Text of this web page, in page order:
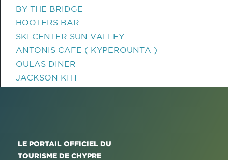
BY THE BRIDGE
HOOTERS BAR
SKI CENTER SUN VALLEY
ANTONIS CAFE ( KYPEROUNTA )
OULAS DINER
JACKSON KITI
LE PORTAIL OFFICIEL DU
TOURISME DE CHYPRE